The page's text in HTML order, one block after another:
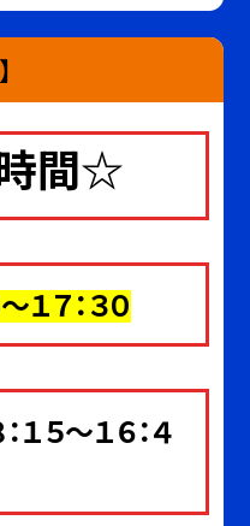
間☆
１７：３０
５～１６：４